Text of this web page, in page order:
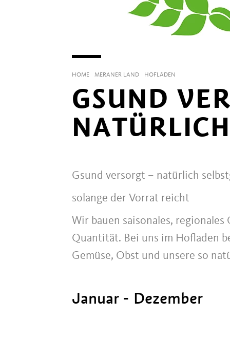
HOME MERANER LAND HOFLÄDEN
GSUND
Gsund versorgt – natürlich
solange der Vorrat reicht
Wir bauen saisonales,
Quantität. Bei uns im Hofladen
Gemüse, Obst und unsere so
Januar - Dezember